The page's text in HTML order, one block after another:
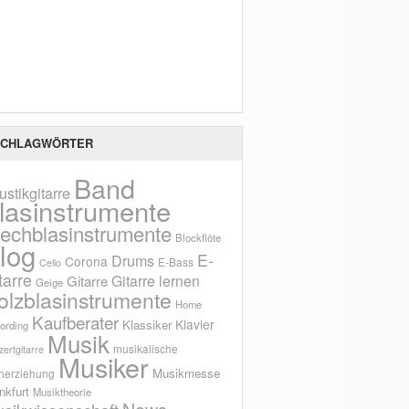
Band
Blockflöte
Cello Corona Drums E-Bass E-
Geige Gitarre Gitarre lernen
Home
Kaufberater Klassiker Klavier
Musik musikalische
Musiker Musikmesse
Musiktheorie